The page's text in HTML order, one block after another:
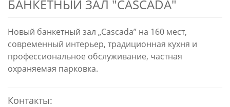
БАНКЕТНЫЙ ЗАЛ "CASCADA"
Новый банкетный зал „Cascada” на 160 мест,
современный интерьер, традиционная кухня и
профессиональное обслуживание, частная
охраняемая парковка.
Контакты: